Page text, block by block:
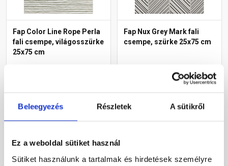
Beleegyezés Részletek A sütikről
Ez a weboldal sütiket használ
Sütiket használunk a tartalmak és hirdetések személyre
Fap Color Line Rope Perla
fali csempe, világosszürke
25x75 cm
Megnézem
Fap Nux Grey Mark fali
csempe, szürke 25x75 cm
Megnézem